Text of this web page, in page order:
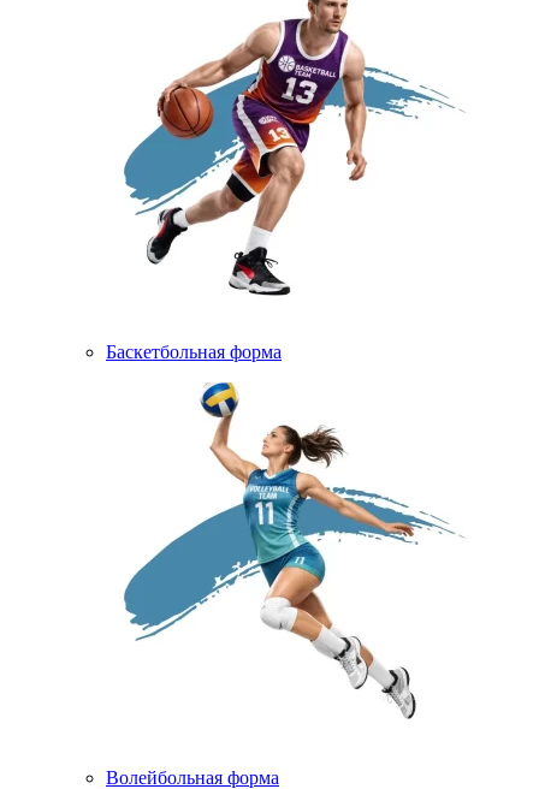
Баскетбольная форма
Волейбольная форма